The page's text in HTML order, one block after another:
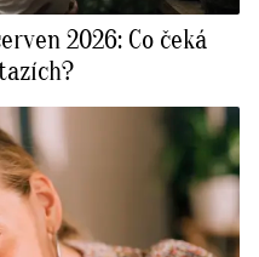
2026: Co čeká